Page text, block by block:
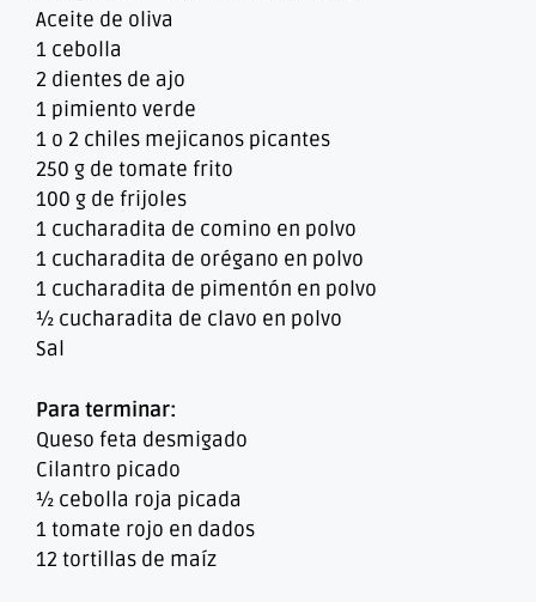
Aceite de oliva
1 cebolla
2 dientes de ajo
1 pimiento verde
1 o 2 chiles mejicanos picantes
250 g de tomate frito
100 g de frijoles
1 cucharadita de comino en polvo
1 cucharadita de orégano en polvo
1 cucharadita de pimentón en polvo
½ cucharadita de clavo en polvo
Sal
Para terminar:
Queso feta desmigado
Cilantro picado
½ cebolla roja picada
1 tomate rojo en dados
12 tortillas de maíz